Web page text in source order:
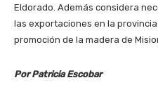
Eldorado. Además considera
las exportaciones en la
promoción de la madera de
Por Patricia Escobar